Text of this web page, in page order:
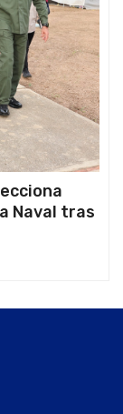
Naval tras